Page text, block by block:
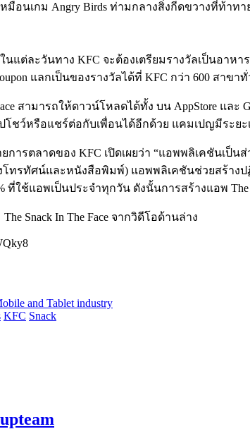
มือนเกม Angry Birds ท่ามกลางสิ่งกีดขวางที่ท้าท
แต่ละวันทาง KFC จะต้องเตรียมรางวัลเป็นอาห
แลกเป็นของรางวัลได้ที่ KFC กว่า 600 สาขาทั่
สามารถให้ดาวน์โหลดได้ทั้ง บน AppStore แ
โชว์หรือแชร์ต่อกับเพื่อนได้อีกด้วย แคมเปญมีระย
ายการตลาดของ KFC เปิดเผยว่า “แอพพลิเคชัน
ทรทัศน์และหนังสือพิมพ์) แอพพลิเคชันช่วยสร้าง
ที่ใช้แอพเป็นประจำทุกวัน ดังนั้นการสร้างแอพ
Snack In The Face จากวิดีโอด้านล่าง
and Tablet industry
KFC Snack